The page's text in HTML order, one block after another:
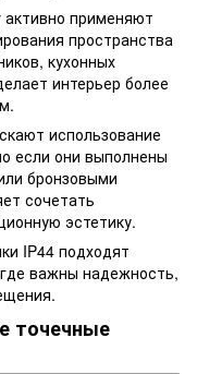
применяют
пространства
кухонных
интерьер более
использование
если они выполнены
бронзовыми
сочетать
эстетику.
IP44 подходят
важны надежность,
точечные